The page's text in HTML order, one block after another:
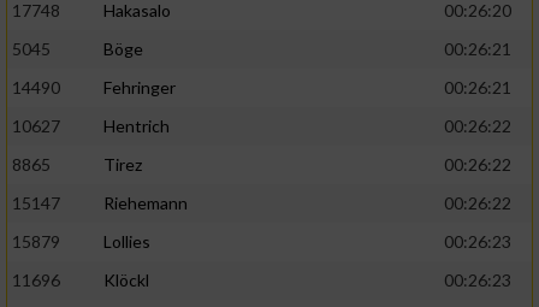
17748
Hakasalo
00:26:20
5045
Böge
00:26:21
14490
Fehringer
00:26:21
10627
Hentrich
00:26:22
8865
Tirez
00:26:22
15147
Riehemann
00:26:22
15879
Lollies
00:26:23
11696
Klöckl
00:26:23